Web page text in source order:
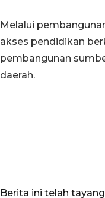
Melalui
akses pendidikan
pembangunan
daerah.
Berita ini telah